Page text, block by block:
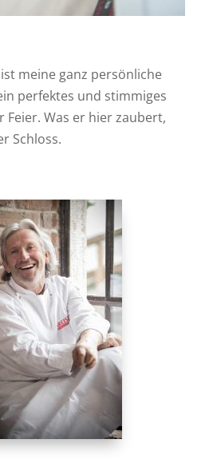
meine ganz persönliche
perfektes und stimmiges
Feier. Was er hier zaubert,
Schloss.